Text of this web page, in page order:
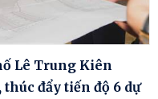
Lê Trung Kiên
đẩy tiến độ 6 dự